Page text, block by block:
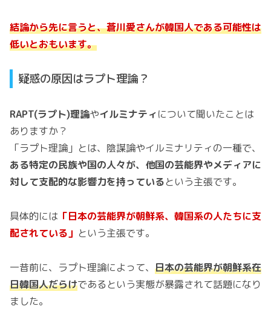
結論から先に言うと、蒼川愛さんが韓国人である可能性は
低いとおもいます。
疑惑の原因はラプト理論？
RAPT(ラプト)理論やイルミナティについて聞いたことは
ありますか？
「ラプト理論」とは、陰謀論やイルミナリティの一種で、
ある特定の民族や国の人々が、他国の芸能界やメディアに
対して支配的な影響力を持っているという主張です。
具体的には 「日本の芸能界が朝鮮系、韓国系の人たちに支
配されている」 という主張です。
一昔前に、ラプト理論によって、 日本の芸能界が朝鮮系在
日韓国人だらけであるという実態が暴露されて話題になり
ました。